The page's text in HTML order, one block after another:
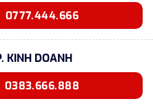
0777.444.666
KINH DOANH
0383.666.888